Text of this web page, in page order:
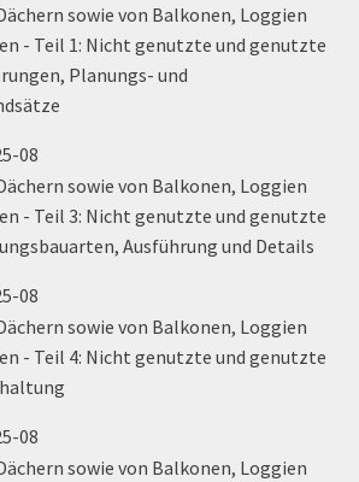
sowie von Balkonen, Loggien
- Teil 1: Nicht genutzte und genutzte
Planungs- und
08
sowie von Balkonen, Loggien
- Teil 3: Nicht genutzte und genutzte
Ausführung und Details
08
sowie von Balkonen, Loggien
- Teil 4: Nicht genutzte und genutzte
08
sowie von Balkonen, Loggien